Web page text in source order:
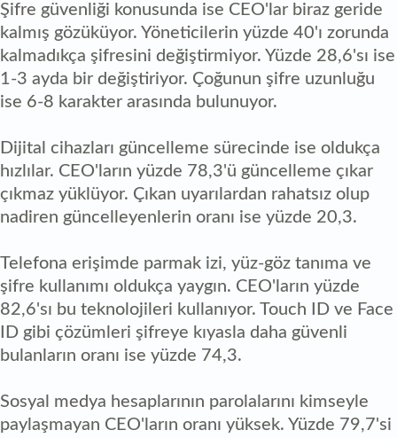
Şifre güvenliği konusunda ise CEO'lar biraz geride
kalmış gözüküyor. Yöneticilerin yüzde 40'ı zorunda
kalmadıkça şifresini değiştirmiyor. Yüzde 28,6'sı ise
1-3 ayda bir değiştiriyor. Çoğunun şifre uzunluğu
ise 6-8 karakter arasında bulunuyor.
Dijital cihazları güncelleme sürecinde ise oldukça
hızlılar. CEO'ların yüzde 78,3'ü güncelleme çıkar
çıkmaz yüklüyor. Çıkan uyarılardan rahatsız olup
nadiren güncelleyenlerin oranı ise yüzde 20,3.
Telefona erişimde parmak izi, yüz-göz tanıma ve
şifre kullanımı oldukça yaygın. CEO'ların yüzde
82,6'sı bu teknolojileri kullanıyor. Touch ID ve Face
ID gibi çözümleri şifreye kıyasla daha güvenli
bulanların oranı ise yüzde 74,3.
Sosyal medya hesaplarının parolalarını kimseyle
paylaşmayan CEO'ların oranı yüksek. Yüzde 79,7'si